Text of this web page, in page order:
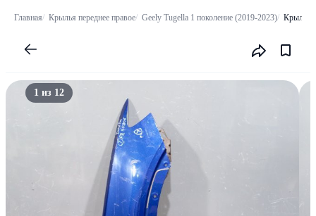
Главная Крылья переднее правое Geely Tugella 1 поколение (2019-2023) Крыло
1 из 12